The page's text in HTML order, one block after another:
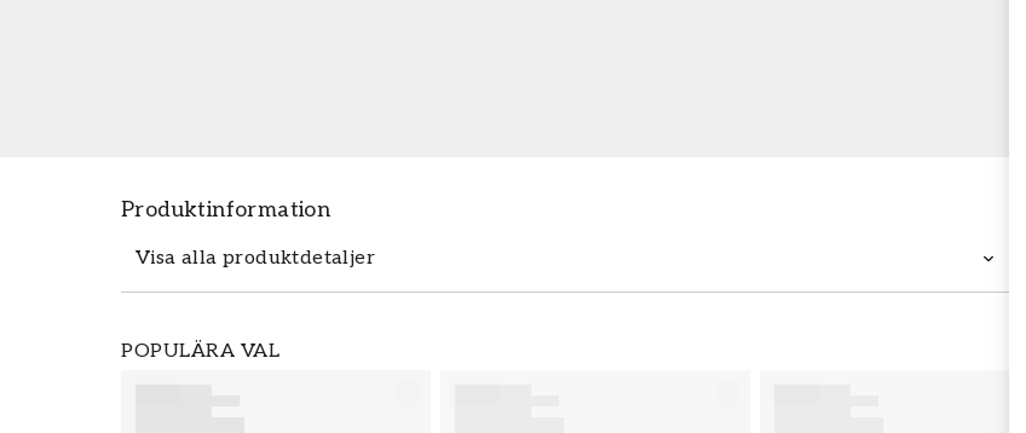
Produktinformation
Visa alla produktdetaljer
POPULÄRA VAL